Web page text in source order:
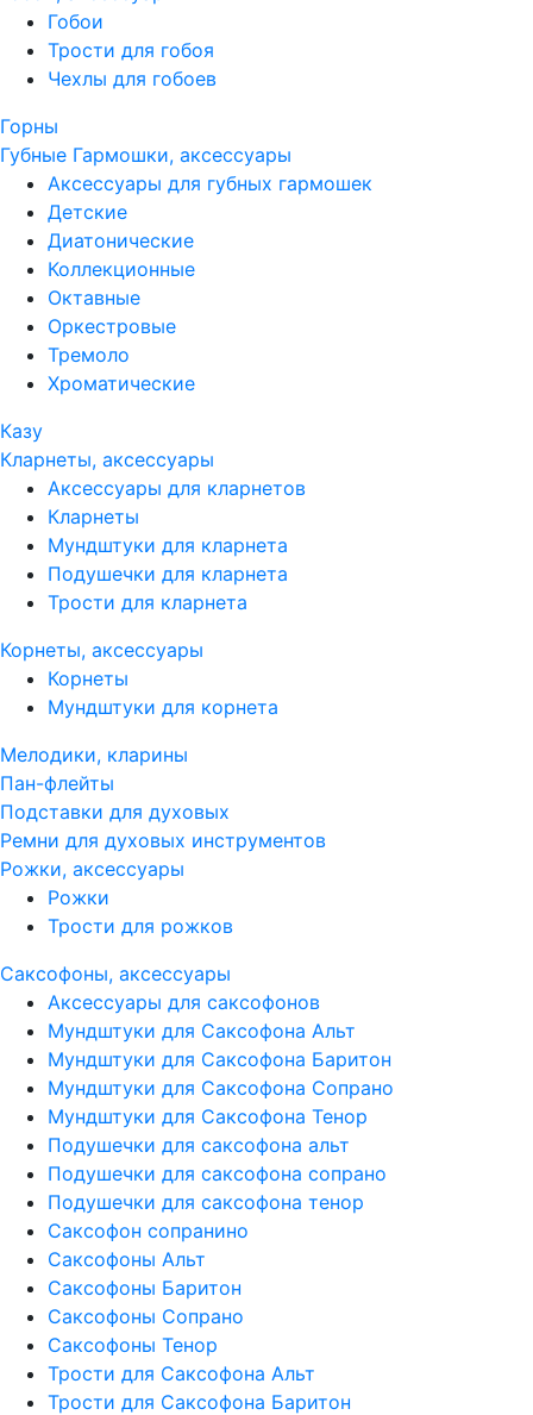
Гобои
Трости для гобоя
Чехлы для гобоев
Горны
Губные Гармошки, аксессуары
Аксессуары для губных гармошек
Детские
Диатонические
Коллекционные
Октавные
Оркестровые
Тремоло
Хроматические
Казу
Кларнеты, аксессуары
Аксессуары для кларнетов
Кларнеты
Мундштуки для кларнета
Подушечки для кларнета
Трости для кларнета
Корнеты, аксессуары
Корнеты
Мундштуки для корнета
Мелодики, кларины
Пан-флейты
Подставки для духовых
Ремни для духовых инструментов
Рожки, аксессуары
Рожки
Трости для рожков
Саксофоны, аксессуары
Аксессуары для саксофонов
Мундштуки для Саксофона Альт
Мундштуки для Саксофона Баритон
Мундштуки для Саксофона Сопрано
Мундштуки для Саксофона Тенор
Подушечки для саксофона альт
Подушечки для саксофона сопрано
Подушечки для саксофона тенор
Саксофон сопранино
Саксофоны Альт
Саксофоны Баритон
Саксофоны Сопрано
Саксофоны Тенор
Трости для Саксофона Альт
Трости для Саксофона Баритон